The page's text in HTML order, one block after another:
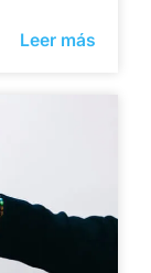
Leer más